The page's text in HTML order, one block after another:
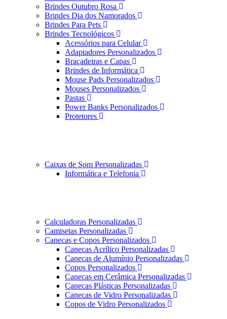
Brindes Outubro Rosa
Brindes Dia dos Namorados
Brindes Para Pets
Brindes Tecnológicos
Acessórios para Celular
Adaptadores Personalizados
Braçadeiras e Capas
Brindes de Informática
Mouse Pads Personalizados
Mouses Personalizados
Pastas
Power Banks Personalizados
Protetores
Caixas de Som Personalizadas
Informática e Telefonia
Calculadoras Personalizadas
Camisetas Personalizadas
Canecas e Copos Personalizados
Canecas Acrílico Personalizadas
Canecas de Alumínio Personalizadas
Copos Personalizados
Canecas em Cerâmica Personalizadas
Canecas Plásticas Personalizadas
Canecas de Vidro Personalizadas
Copos de Vidro Personalizados